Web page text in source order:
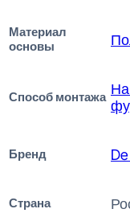
Материал
основы
Способ монтажа
Бренд
Страна